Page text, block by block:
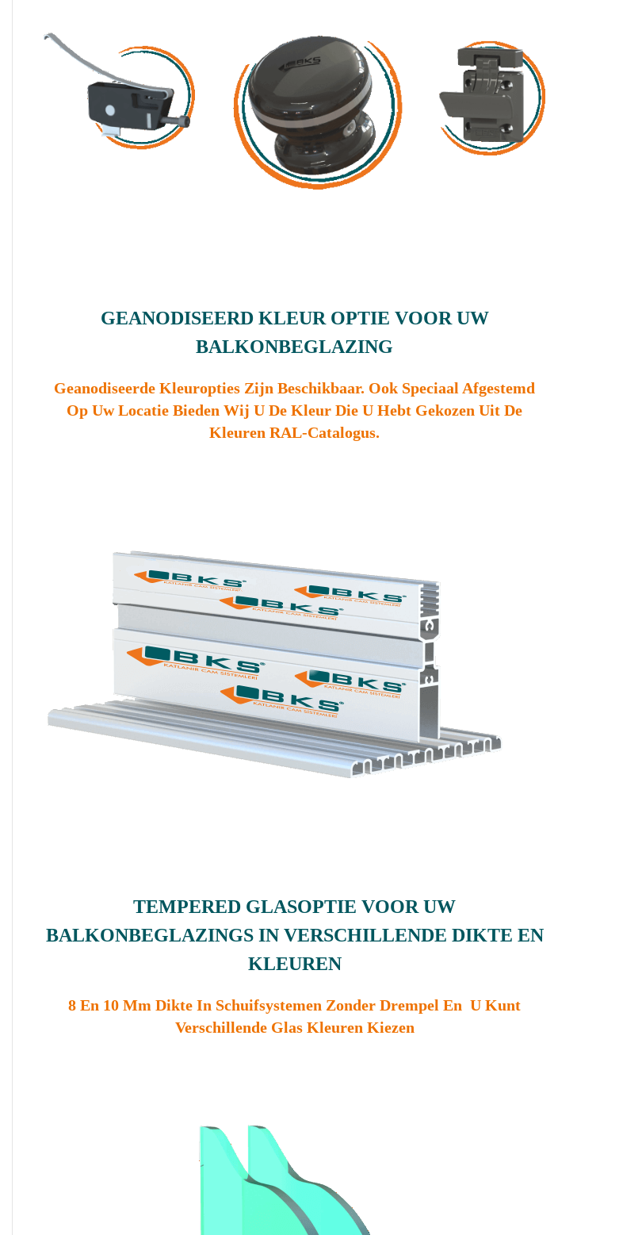
GEANODISEERD KLEUR OPTIE VOOR UW
BALKONBEGLAZING
Geanodiseerde Kleuropties Zijn Beschikbaar. Ook Speciaal Afgestemd
Op Uw Locatie Bieden Wij U De Kleur Die U Hebt Gekozen Uit De
Kleuren RAL-Catalogus.
TEMPERED GLASOPTIE VOOR UW
BALKONBEGLAZINGS IN VERSCHILLENDE DIKTE EN
KLEUREN
8 En 10 Mm Dikte In Schuifsystemen Zonder Drempel En U Kunt
Verschillende Glas Kleuren Kiezen